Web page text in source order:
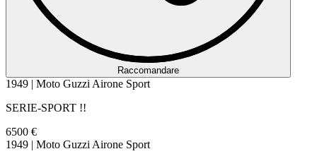
Raccomandare
1949 | Moto Guzzi Airone Sport
SERIE-SPORT !!
6500 €
1949 | Moto Guzzi Airone Sport